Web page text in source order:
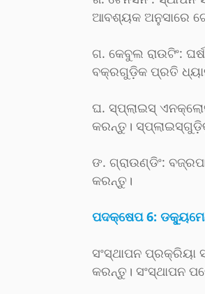
ଆବଶ୍ୟକ ଅନୁସାରେ
ଗ. କେବୁଲ ରାଉଟିଂ:
ବକ୍ରଗୁଡ଼ିକ ପ୍ରତି
ଘ. ସ୍ପ୍ଲାଇସ୍
କରନ୍ତୁ।
ଙ. ଗ୍ରାଉଣ୍ଡିଂ:
କରନ୍ତୁ।
ପଦକ୍ଷେପ 6:
ସଂସ୍ଥାପନ ପ୍ରକ୍ରିୟା
କରନ୍ତୁ। ସଂସ୍ଥାପନ